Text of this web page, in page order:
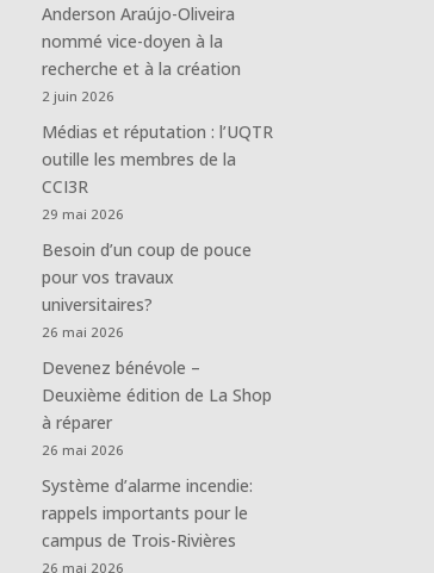
Anderson Araújo-Oliveira
nommé vice-doyen à la
recherche et à la création
2 juin 2026
Médias et réputation : l’UQTR
outille les membres de la
CCI3R
29 mai 2026
Besoin d’un coup de pouce
pour vos travaux
universitaires?
26 mai 2026
Devenez bénévole –
Deuxième édition de La Shop
à réparer
26 mai 2026
Système d’alarme incendie:
rappels importants pour le
campus de Trois-Rivières
26 mai 2026